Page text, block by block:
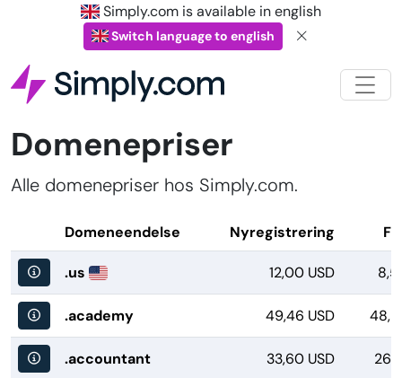
Simply.com is available in english
Switch language to english
Domenepriser
Alle domenepriser hos Simply.com.
Domeneendelse Nyregistrering
.us 12,00 USD
.academy 49,46 USD
.accountant 33,60 USD